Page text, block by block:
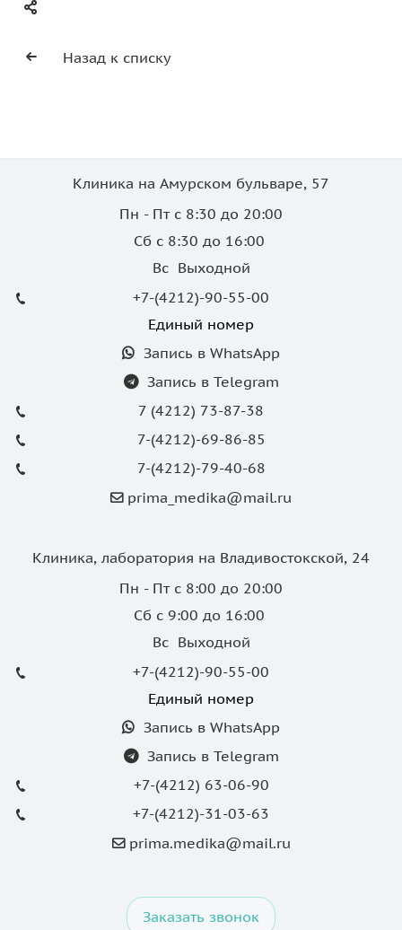
Назад к списку
Клиника на Амурском бульваре, 57
Пн - Пт с 8:30 до 20:00
Сб с 8:30 до 16:00
Вс Выходной
+7-(4212)-90-55-00
Единый номер
Запись в WhatsApp
Запись в Telegram
7 (4212) 73-87-38
7-(4212)-69-86-85
7-(4212)-79-40-68
prima_medika@mail.ru
Клиника, лаборатория на Владивостокской, 24
Пн - Пт с 8:00 до 20:00
Сб с 9:00 до 16:00
Вс Выходной
+7-(4212)-90-55-00
Единый номер
Запись в WhatsApp
Запись в Telegram
+7-(4212) 63-06-90
+7-(4212)-31-03-63
prima.medika@mail.ru
Заказать звонок